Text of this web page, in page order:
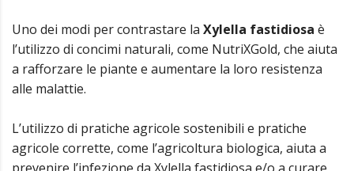
Uno dei modi per contrastare la Xylella fastidiosa è
l’utilizzo di concimi naturali, come NutriXGold, che aiuta
a rafforzare le piante e aumentare la loro resistenza
alle malattie.
L’utilizzo di pratiche agricole sostenibili e pratiche
agricole corrette, come l’agricoltura biologica, aiuta a